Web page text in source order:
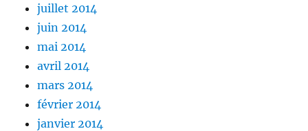
juillet 2014
juin 2014
mai 2014
avril 2014
mars 2014
février 2014
janvier 2014